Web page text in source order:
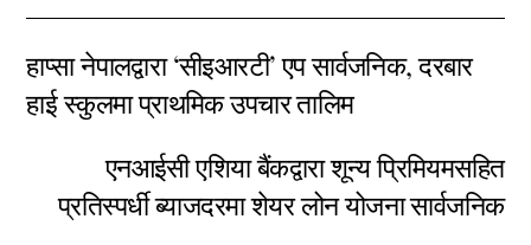
हाप्सा नेपालद्वारा ‘सीइआरटी’ एप सार्वजनिक, दरबार
हाई स्कुलमा प्राथमिक उपचार तालिम
एनआईसी एशिया बैंकद्वारा शून्य प्रिमियमसहित
प्रतिस्पर्धी ब्याजदरमा शेयर लोन योजना सार्वजनिक